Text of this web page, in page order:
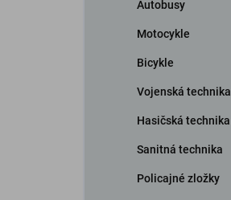
Autobusy
Motocykle
Bicykle
Vojenská technika
Hasičská technika
Sanitná technika
Policajné zložky